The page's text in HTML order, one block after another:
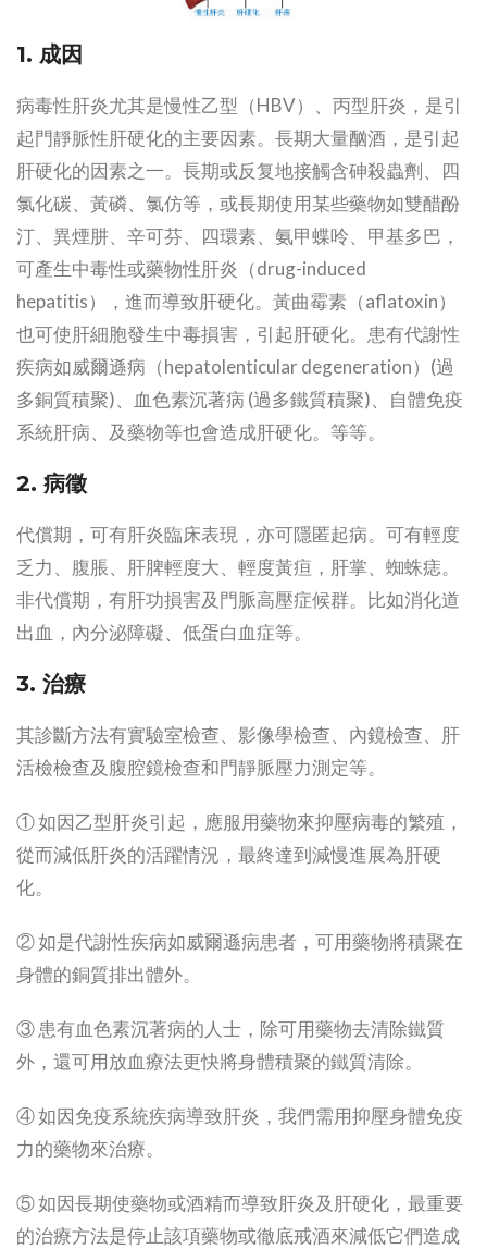
1. 成因
病毒性肝炎尤其是慢性乙型（HBV）、丙型肝炎，是引
起門靜脈性肝硬化的主要因素。長期大量酗酒，是引起
肝硬化的因素之一。長期或反复地接觸含砷殺蟲劑、四
氯化碳、黃磷、氯仿等，或長期使用某些藥物如雙醋酚
汀、異煙肼、辛可芬、四環素、氨甲蝶呤、甲基多巴，
可產生中毒性或藥物性肝炎（drug-induced
hepatitis），進而導致肝硬化。黃曲霉素（aflatoxin）
也可使肝細胞發生中毒損害，引起肝硬化。患有代謝性
疾病如威爾遜病（hepatolenticular degeneration）(過
多銅質積聚)、血色素沉著病 (過多鐵質積聚)、自體免疫
系統肝病、及藥物等也會造成肝硬化。等等。
2. 病徵
代償期，可有肝炎臨床表現，亦可隱匿起病。可有輕度
乏力、腹脹、肝脾輕度大、輕度黃疸，肝掌、蜘蛛痣。
非代償期，有肝功損害及門脈高壓症候群。比如消化道
出血，內分泌障礙、低蛋白血症等。
3. 治療
其診斷方法有實驗室檢查、影像學檢查、內鏡檢查、肝
活檢檢查及腹腔鏡檢查和門靜脈壓力測定等。
① 如因乙型肝炎引起，應服用藥物來抑壓病毒的繁殖，
從而減低肝炎的活躍情況，最終達到減慢進展為肝硬
化。
② 如是代謝性疾病如威爾遜病患者，可用藥物將積聚在
身體的銅質排出體外。
③ 患有血色素沉著病的人士，除可用藥物去清除鐵質
外，還可用放血療法更快將身體積聚的鐵質清除。
④ 如因免疫系統疾病導致肝炎，我們需用抑壓身體免疫
力的藥物來治療。
⑤ 如因長期使藥物或酒精而導致肝炎及肝硬化，最重要
的治療方法是停止該項藥物或徹底戒酒來減低它們造成